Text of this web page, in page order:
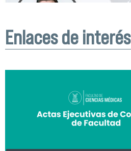
Enlaces de interés